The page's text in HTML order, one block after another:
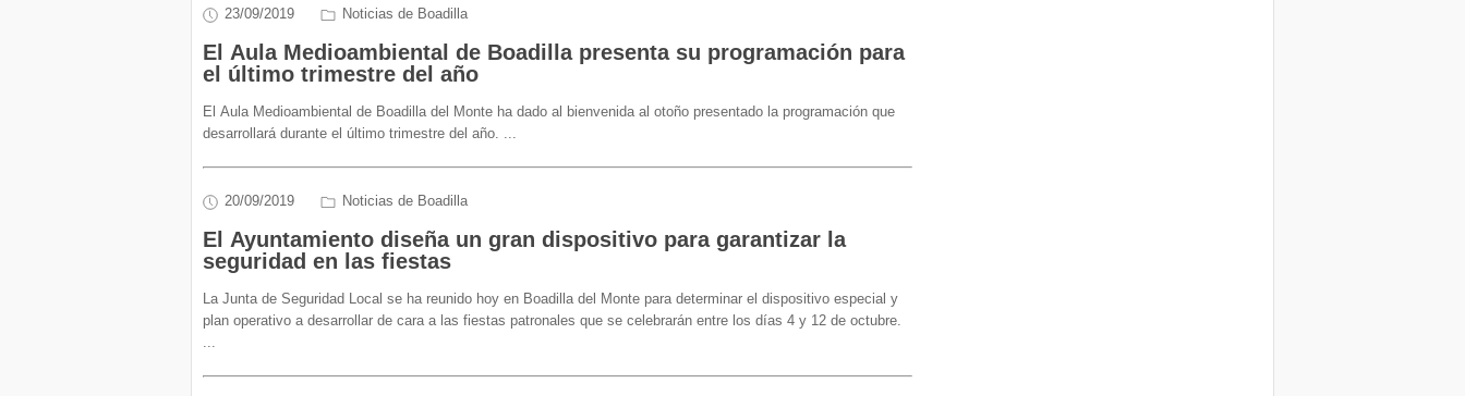
23/09/2019 Noticias de Boadilla
El Aula Medioambiental de Boadilla presenta su programación para
el último trimestre del año
El Aula Medioambiental de Boadilla del Monte ha dado al bienvenida al otoño presentado la programación que
desarrollará durante el último trimestre del año. ...
20/09/2019 Noticias de Boadilla
El Ayuntamiento diseña un gran dispositivo para garantizar la
seguridad en las fiestas
La Junta de Seguridad Local se ha reunido hoy en Boadilla del Monte para determinar el dispositivo especial y
plan operativo a desarrollar de cara a las fiestas patronales que se celebrarán entre los días 4 y 12 de octubre.
...